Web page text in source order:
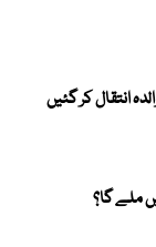
انتقال کر گئیں
ملے گا؟